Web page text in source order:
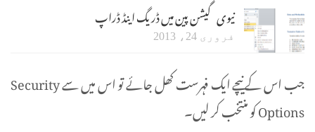
نیوی گیشن پین میں ڈریگ اینڈ ڈراپ
فروری 24، 2013
جب اس کے نیچے ایک فہرست کھل جائے تو اس میں سے Security
Options کو منتخب کر لیں۔